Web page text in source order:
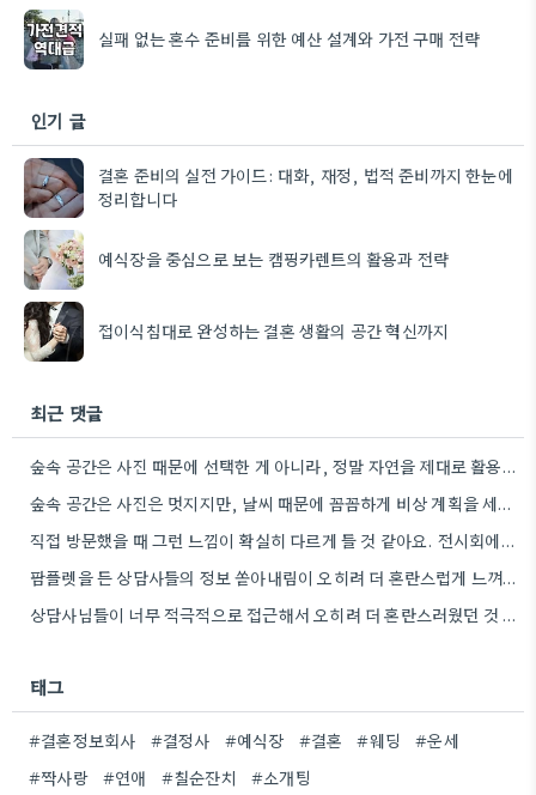
실패 없는 혼수 준비를 위한 예산 설계와 가전 구매 전략
인기 글
결혼 준비의 실전 가이드: 대화, 재정, 법적 준비까지 한눈에
정리합니다
예식장을 중심으로 보는 캠핑카렌트의 활용과 전략
접이식침대로 완성하는 결혼 생활의 공간 혁신까지
최근 댓글
숲속 공간은 사진 때문에 선택한 게 아니라, 정말 자연을 제대로 활용한 점이 인상 깊었어요. 날씨…
숲속 공간은 사진은 멋지지만, 날씨 때문에 꼼꼼하게 비상 계획을 세워야 하는 점이 맞는 것 같아요.…
직접 방문했을 때 그런 느낌이 확실히 다르게 들 것 같아요. 전시회에서 보는 것과 실제 제품을…
팜플렛을 든 상담사들의 정보 쏟아내림이 오히려 더 혼란스럽게 느껴졌어요. 예비 신부라는 느낌이 자꾸 부담되더라고요.
상담사님들이 너무 적극적으로 접근해서 오히려 더 혼란스러웠던 것 같아요. 저도 결혼에 관심은 있지만, 이런 분위기에서는…
태그
#결혼정보회사 #결정사 #예식장 #결혼 #웨딩
#운세
#짝사랑
#연애 #칠순잔치 #소개팅